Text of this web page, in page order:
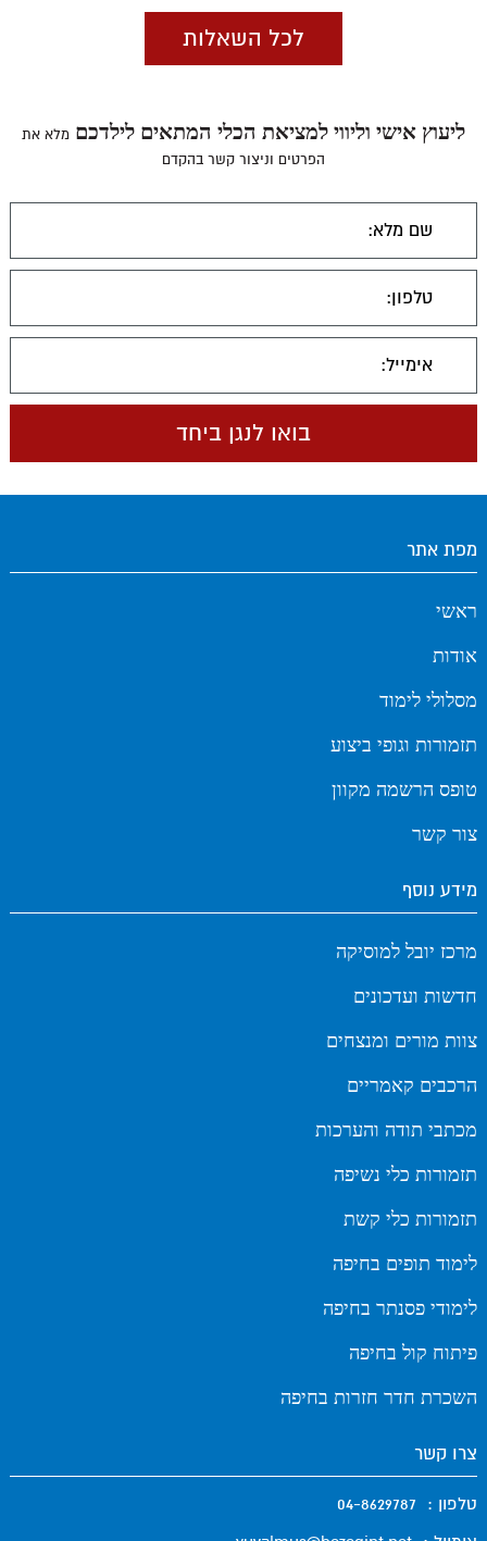
לכל השאלות
ליעוץ אישי וליווי למציאת הכלי המתאים לילדכם מלא את
הפרטים וניצור קשר בהקדם
מפת אתר
ראשי
אודות
מסלולי לימוד
תזמורות וגופי ביצוע
טופס הרשמה מקוון
צור קשר
מידע נוסף
מרכז יובל למוסיקה
חדשות ועדכונים
צוות מורים ומנצחים
הרכבים קאמריים
מכתבי תודה והערכות
תזמורות כלי נשיפה
תזמורות כלי קשת
לימוד תופים בחיפה
לימודי פסנתר בחיפה
פיתוח קול בחיפה
השכרת חדר חזרות בחיפה
צרו קשר
טלפון : 04-8629787